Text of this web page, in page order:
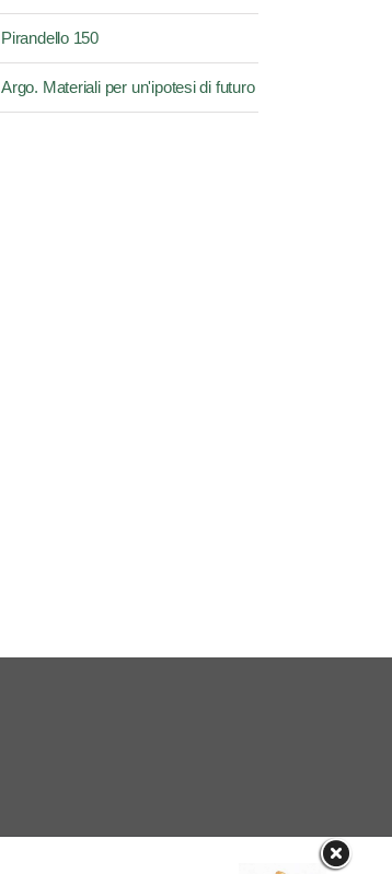
Pirandello 150
Argo. Materiali per un'ipotesi di futuro